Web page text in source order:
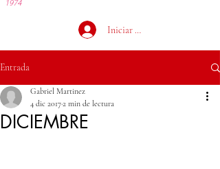
1974
Iniciar sesión
Entrada
DICIEMBRE
Gabriel Martinez
4 dic 20172 min de lectura